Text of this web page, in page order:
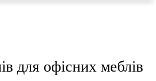
замовлення меблів
меблів
для офісних меблів